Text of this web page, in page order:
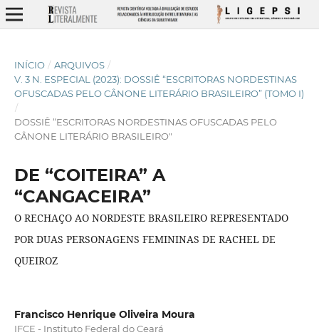
INÍCIO / ARQUIVOS /
V. 3 N. ESPECIAL (2023): DOSSIÊ “ESCRITORAS NORDESTINAS
OFUSCADAS PELO CÂNONE LITERÁRIO BRASILEIRO” (TOMO I)
/
DOSSIÊ “ESCRITORAS NORDESTINAS OFUSCADAS PELO
CÂNONE LITERÁRIO BRASILEIRO"
DE “COITEIRA” A
“CANGACEIRA”
O RECHAÇO AO NORDESTE BRASILEIRO REPRESENTADO
POR DUAS PERSONAGENS FEMININAS DE RACHEL DE
QUEIROZ
Francisco Henrique Oliveira Moura
IFCE - Instituto Federal do Ceará